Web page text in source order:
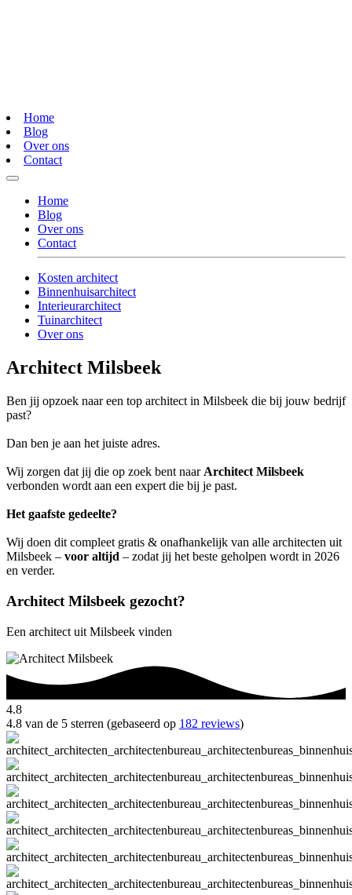
Home
Blog
Over ons
Contact
Home
Blog
Over ons
Contact
Kosten architect
Binnenhuisarchitect
Interieurarchitect
Tuinarchitect
Over ons
Architect Milsbeek
Ben jij opzoek naar een top architect in Milsbeek die bij jouw bedrijf
past?
Dan ben je aan het juiste adres.
Wij zorgen dat jij die op zoek bent naar Architect Milsbeek
verbonden wordt aan een expert die bij je past.
Het gaafste gedeelte?
Wij doen dit compleet gratis & onafhankelijk van alle architecten uit
Milsbeek – voor altijd – zodat jij het beste geholpen wordt in 2026
en verder.
Architect Milsbeek gezocht?
Een architect uit Milsbeek vinden
4.8
4.8 van de 5 sterren (gebaseerd op 182 reviews)